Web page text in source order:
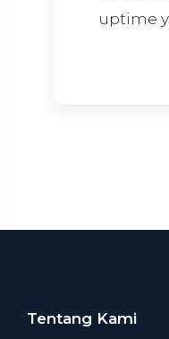
uptime
Tentang Kami